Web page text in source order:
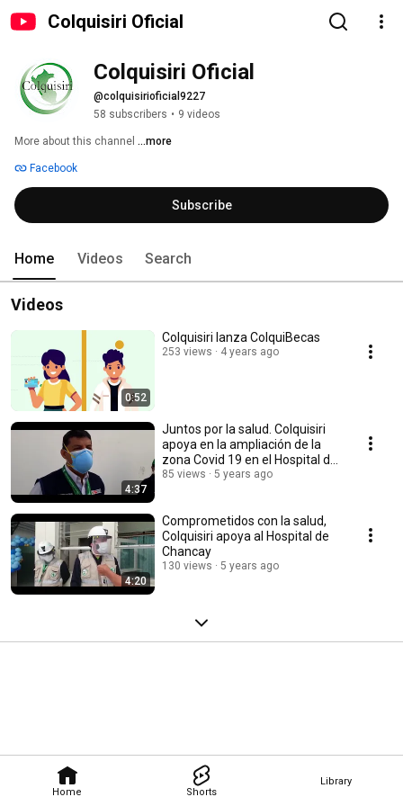
Colquisiri Oficial
Home Shorts
Library
Colquisiri Oficial
@colquisirioficial9227
58 subscribers • 9 videos
More about this channel ...more
Facebook
Subscribe
Home Videos Search
Videos
0:52
Colquisiri lanza ColquiBecas
253 views 4 years ago
4:37
Juntos por la salud. Colquisiri
apoya en la ampliación de la
zona Covid 19 en el Hospital de
Huaral
85 views 5 years ago
4:20
Comprometidos con la salud,
Colquisiri apoya al Hospital de
Chancay
130 views 5 years ago